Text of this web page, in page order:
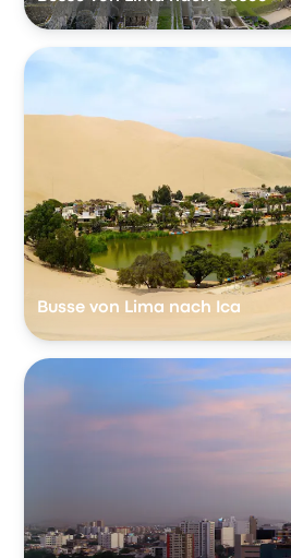
Busse von Lima nach Ica